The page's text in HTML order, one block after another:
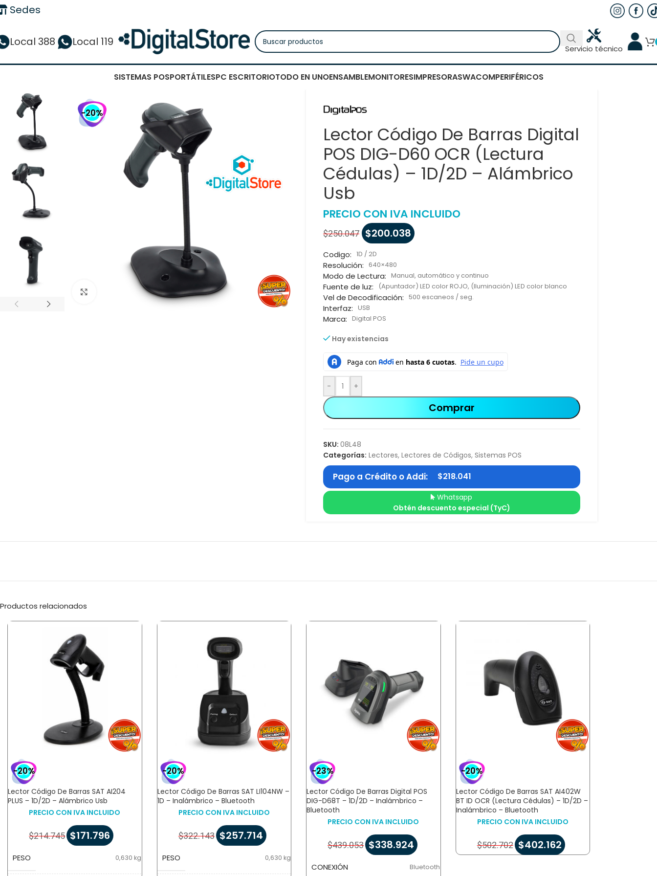
Sedes
Local 388 Local 119
Servicio técnico
SISTEMAS POSPORTÁTILESPC ESCRITORIOTODO EN UNOENSAMBLEMONITORESIMPRESORASWACOMPERIFÉRICOS
-20%
Haga clic para ampliar
Lector Código De Barras Digital
POS DIG-D60 OCR (Lectura
Cédulas) – 1D/2D – Alámbrico
Usb
PRECIO CON IVA INCLUIDO
$250.047 $200.038
Codigo: 1D / 2D
Resolución: 640×480
Modo de Lectura: Manual, automático y continuo
Fuente de luz: (Apuntador) LED color ROJO, (Iluminación) LED color blanco
Vel de Decodificación: 500 escaneos / seg.
Interfaz: USB
Marca: Digital POS
Hay existencias
- +
Comprar
SKU: 08L48
Categorías: Lectores, Lectores de Códigos, Sistemas POS
Pago a Crédito o Addi: $218.041
Whatsapp
Obtén descuento especial (TyC)
Productos relacionados
-20%
Lector Código De Barras SAT AI204
PLUS – 1D/2D – Alámbrico Usb
PRECIO CON IVA INCLUIDO
$214.745 $171.796
PESO 0,630 kg
-20%
Lector Código De Barras SAT LI104NW –
1D – Inalámbrico – Bluetooth
PRECIO CON IVA INCLUIDO
$322.143 $257.714
PESO 0,630 kg
-23%
Lector Código De Barras Digital POS
DIG-D68T – 1D/2D – Inalámbrico –
Bluetooth
PRECIO CON IVA INCLUIDO
$439.053 $338.924
CONEXIÓN Bluetooth
-20%
Lector Código De Barras SAT AI402W
BT ID OCR (Lectura Cédulas) – 1D/2D –
Inalámbrico – Bluetooth
PRECIO CON IVA INCLUIDO
$502.702 $402.162